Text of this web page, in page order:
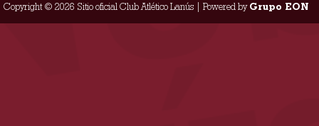
Copyright © 2026 Sitio oficial Club Atlético Lanús | Powered byGrupo EON